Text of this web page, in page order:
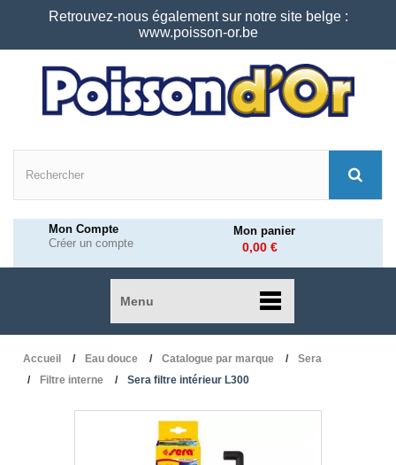
Retrouvez-nous également sur notre site belge :
www.poisson-or.be
Mon Compte
Créer un compte
Mon panier
0,00 €
Menu
Accueil Eau douce Catalogue par marque
Sera
Filtre interne
Sera filtre intérieur L300